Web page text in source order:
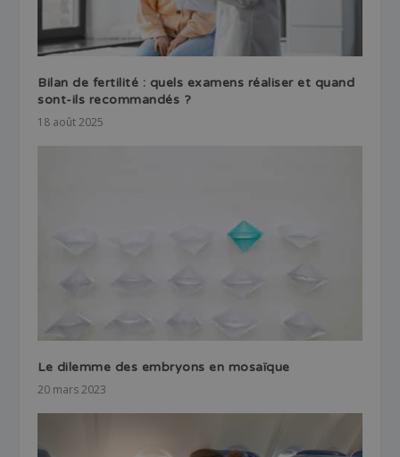
Bilan de fertilité : quels examens réaliser et quand
sont-ils recommandés ?
18 août 2025
Le dilemme des embryons en mosaïque
20 mars 2023